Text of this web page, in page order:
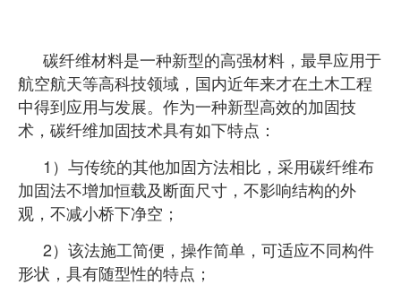
碳纤维材料是一种新型的高强材料，最早应用于
航空航天等高科技领域，国内近年来才在土木工程
中得到应用与发展。作为一种新型高效的加固技
术，碳纤维加固技术具有如下特点：
1）与传统的其他加固方法相比，采用碳纤维布
加固法不增加恒载及断面尺寸，不影响结构的外
观，不减小桥下净空；
2）该法施工简便，操作简单，可适应不同构件
形状，具有随型性的特点；